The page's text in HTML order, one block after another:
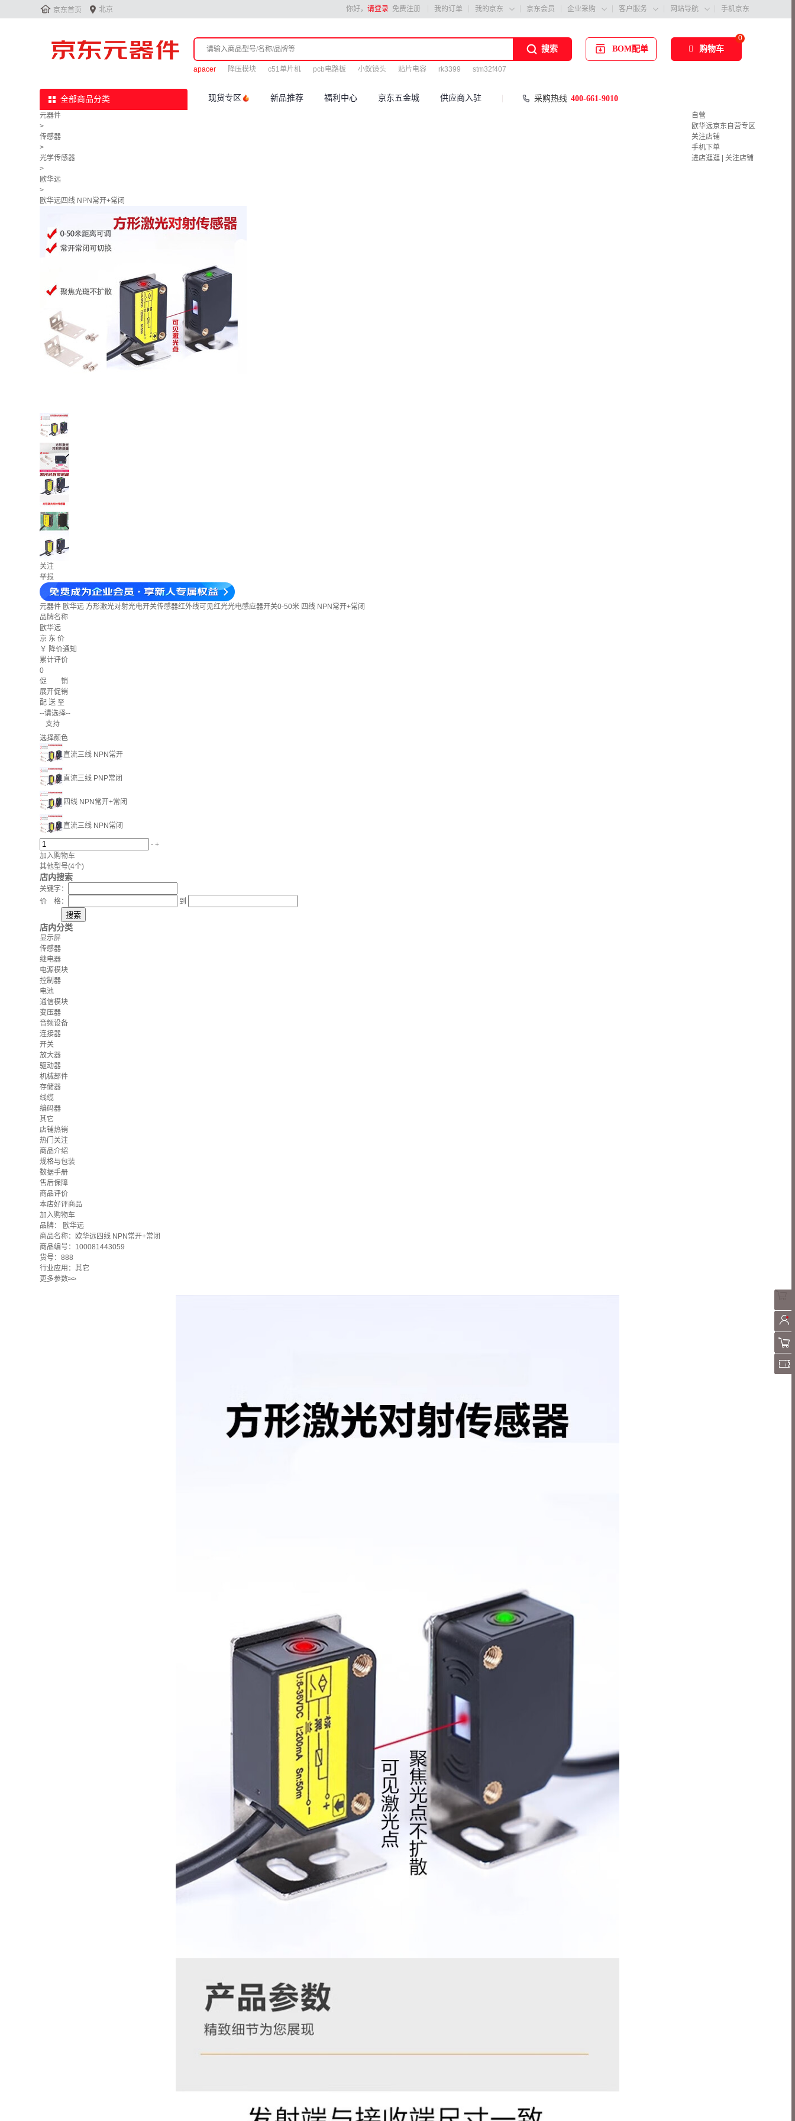
 京东首页  北京 你好， 请登录 免费注册 我的订单 我的京东  京东会员 企业采购  客户服务  网站导航  手机京东
搜索
apacer 降压模块 c51单片机 pcb电路板 小蚁镜头 贴片电容 rk3399 stm32f407
BOM配单
0
购物车
全部商品分类 现货专区 新品推荐 福利中心 京东五金城 供应商入驻 采购热线 400-661-9010
元器件
>
传感器
>
光学传感器
>
欧华远
>
欧华远四线 NPN常开+常闭
自营
欧华远京东自营专区
关注店铺
手机下单
进店逛逛
关注店铺
关注
举报
元器件 欧华远 方形激光对射光电开关传感器红外线可见红光光电感应器开关0-50米 四线 NPN常开+常闭
品牌名称
欧华远
京 东 价
￥ 降价通知
累计评价
0
促 销
展开促销
配 送 至
--请选择--
支持
选择颜色
直流三线 NPN常开
直流三线 PNP常闭
四线 NPN常开+常闭
直流三线 NPN常闭
- +
加入购物车
其他型号(4个)
店内搜索
关键字：
价 格：
到
店内分类
显示屏
传感器
继电器
电源模块
控制器
电池
通信模块
变压器
音频设备
连接器
开关
放大器
驱动器
机械部件
存储器
线缆
编码器
其它
店铺热销
热门关注
商品介绍
规格与包装
数据手册
售后保障
商品评价
本店好评商品
加入购物车
品牌：
欧华远
商品名称：欧华远四线 NPN常开+常闭
商品编号：100081443059
货号：888
行业应用：其它
更多参数>>